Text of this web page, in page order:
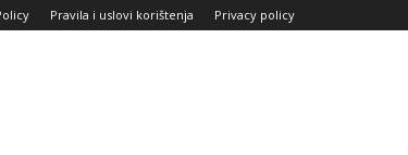
Pravila i uslovi korištenja Privacy policy